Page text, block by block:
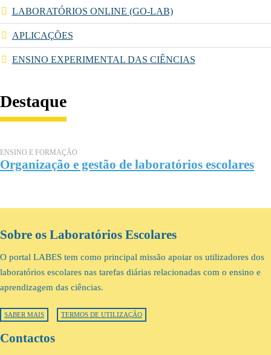
LABORATÓRIOS ONLINE (GO-LAB)
APLICAÇÕES
ENSINO EXPERIMENTAL DAS CIÊNCIAS
Destaque
ENSINO E FORMAÇÃO
Organização e gestão de laboratórios escolares
Sobre os Laboratórios Escolares
O portal LABES tem como principal missão apoiar os utilizadores dos
laboratórios escolares nas tarefas diárias relacionadas com o ensino e
aprendizagem das ciências.
SABER MAIS TERMOS DE UTILIZAÇÃO
Contactos